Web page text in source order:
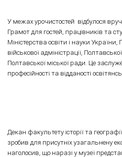
У межах урочистостей відбулося
Грамот для гостей, працівників та
Міністерства освіти і науки України,
військової адміністрації,
Полтавської міської ради. Це
професійності та відданості
Декан факультету історії та
зробив для присутніх узагальнену
наголосив, що наразі у музеї